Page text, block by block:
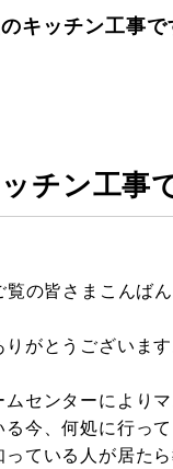
キッチン工事で
チン工事
の皆さまこんばん
がとうございます
センターにより
今、何処に行っ
ている人が居たら